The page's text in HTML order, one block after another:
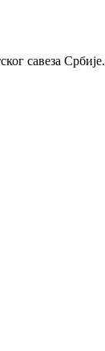
савеза Србије.